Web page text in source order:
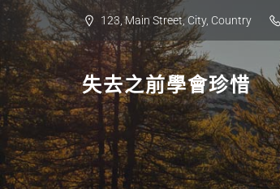
Skip
to
content
123, Main Street, City, Country
失去之前學會珍惜